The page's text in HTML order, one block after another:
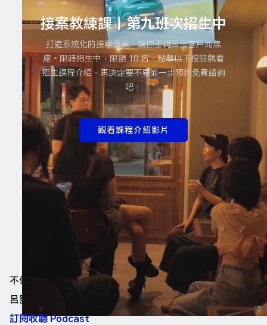
接案教練課｜第九班次招生中
打造系統化的接案事業，讓你不再因沒客戶而焦
慮。限時招生中，限額 10 名，點擊以下按鈕觀看
招生課程介紹，再決定要不要進一步預約免費諮詢
吧！
觀看課程介紹影片
不停 Instagram
呂罰 Instagram
訂閱收聽 Podcast